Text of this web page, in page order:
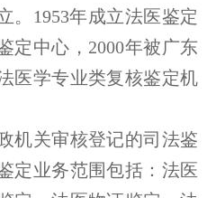
1953年成立法医鉴定
定中心，2000年被广东
医学专业类复核鉴定机
关审核登记的司法鉴
定业务范围包括：法医